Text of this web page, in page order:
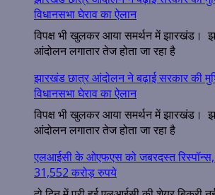
विधानसभा घेराव का ऐलान
विपक्ष भी खुलकर आया समर्थन में झारखंड।
आंदोलन लगातार तेज होता जा रहा है
झारखंड छात्र आंदोलन ने बढ़ाई सरकार की
विधानसभा घेराव का ऐलान
विपक्ष भी खुलकर आया समर्थन में झारखंड।
आंदोलन लगातार तेज होता जा रहा है
एलआईसी के ओएफएस को जबरदस्त
31,552 करोड़ रुपये